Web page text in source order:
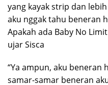
yang kayak strip dan
aku nggak tahu beneran
Apakah ada Baby No
ujar Sisca
“Ya ampun, aku beneran
samar-samar beneran